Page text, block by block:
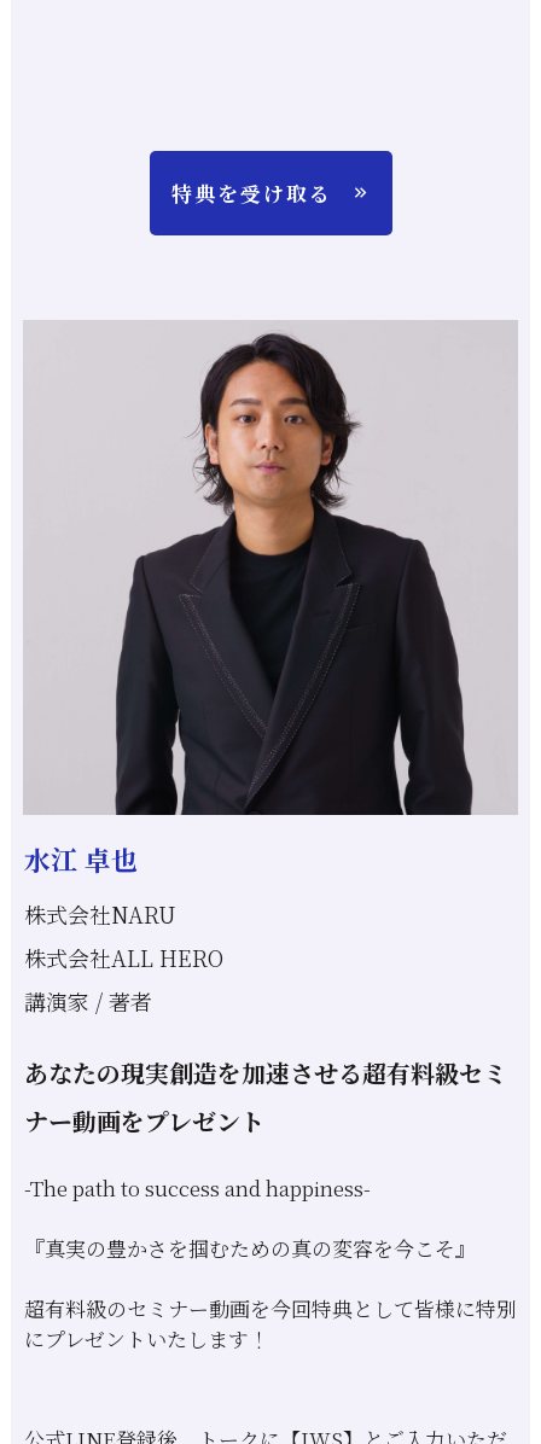
特典を受け取る
水江 卓也
株式会社NARU
株式会社ALL HERO
講演家 / 著者
あなたの現実創造を加速させる超有料級セミ
ナー動画をプレゼント
-The path to success and happiness-
『真実の豊かさを掴むための真の変容を今こそ』
超有料級のセミナー動画を今回特典として皆様に特別
にプレゼントいたします！